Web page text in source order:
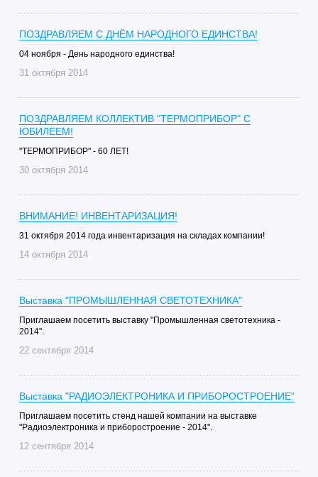
ПОЗДРАВЛЯЕМ С ДНЁМ НАРОДНОГО ЕДИНСТВА!
04 ноября - День народного единства!
31 октября 2014
ПОЗДРАВЛЯЕМ КОЛЛЕКТИВ "ТЕРМОПРИБОР" С
ЮБИЛЕЕМ!
"ТЕРМОПРИБОР" - 60 ЛЕТ!
30 октября 2014
ВНИМАНИЕ! ИНВЕНТАРИЗАЦИЯ!
31 октября 2014 года инвентаризация на складах компании!
14 октября 2014
Выставка "ПРОМЫШЛЕННАЯ СВЕТОТЕХНИКА"
Приглашаем посетить выставку "Промышленная светотехника -
2014".
22 сентября 2014
Выставка "РАДИОЭЛЕКТРОНИКА И ПРИБОРОСТРОЕНИЕ"
Приглашаем посетить стенд нашей компании на выставке
"Радиоэлектроника и приборостроение - 2014".
12 сентября 2014